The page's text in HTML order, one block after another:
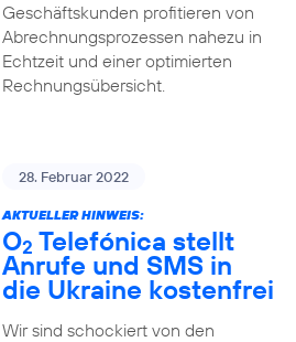
Geschäftskunden profitieren von
Abrechnungsprozessen nahezu in
Echtzeit und einer optimierten
Rechnungsübersicht.
28. Februar 2022
AKTUELLER HINWEIS:
O2 Telefónica stellt
Anrufe und SMS in
die Ukraine kostenfrei
Wir sind schockiert von den